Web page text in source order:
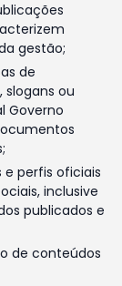
gestão;
de
ou
Governo
perfis oficiais
inclusive
publicados e
de conteúdos